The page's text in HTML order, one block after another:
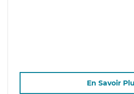
En Savoir